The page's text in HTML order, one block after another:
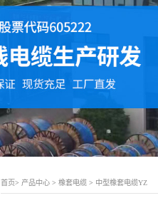
首页> 产品中心 >橡套电缆 > 中型橡套电缆YZ